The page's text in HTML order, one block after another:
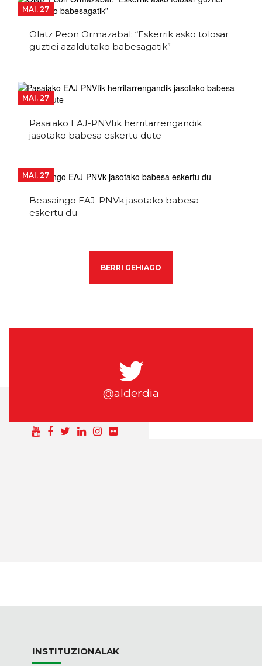
MAI. 27
Olatz Peon Ormazabal: “Eskerrik asko tolosar
guztiei azaldutako babesagatik”
MAI. 27
Pasaiako EAJ-PNVtik herritarrengandik
jasotako babesa eskertu dute
MAI. 27
Beasaingo EAJ-PNVk jasotako babesa
eskertu du
BERRI GEHIAGO
@alderdia
INSTITUZIONALAK